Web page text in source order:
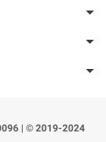
| © 2019-2024